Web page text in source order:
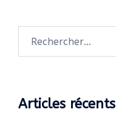
Articles récents